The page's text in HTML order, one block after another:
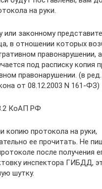
на руки.
или законному
в отношении которых
правонарушении,
под расписку копия
правонарушении. (в ред.
от 08.12.2003 N 161-ФЗ)
КоАП РФ
копию протокола на руки,
ее прочитать. Не
после получения
инспектора ГИБДД,
шутку.